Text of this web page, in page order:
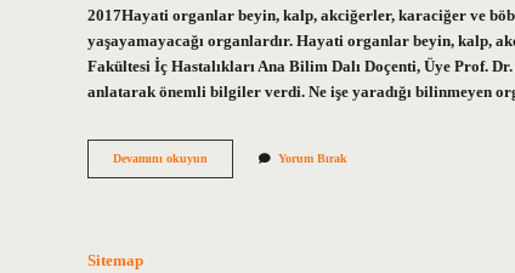
2017Hayati organlar beyin, kalp, akciğerler, karaciğer ve
yaşayamayacağı organlardır. Hayati organlar beyin, kalp,
Fakültesi İç Hastalıkları Ana Bilim Dalı Doçenti, Üye Prof.
anlatarak önemli bilgiler verdi. Ne işe yaradığı bilinmeyen
Devamını okuyun
Hayati
Yorum Bırak
Sitemap